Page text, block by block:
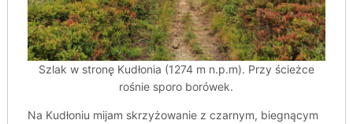
Szlak w stronę Kudłonia (1274 m n.p.m). Przy ścieżce
rośnie sporo borówek.
Na Kudłoniu mijam skrzyżowanie z czarnym, biegnącym